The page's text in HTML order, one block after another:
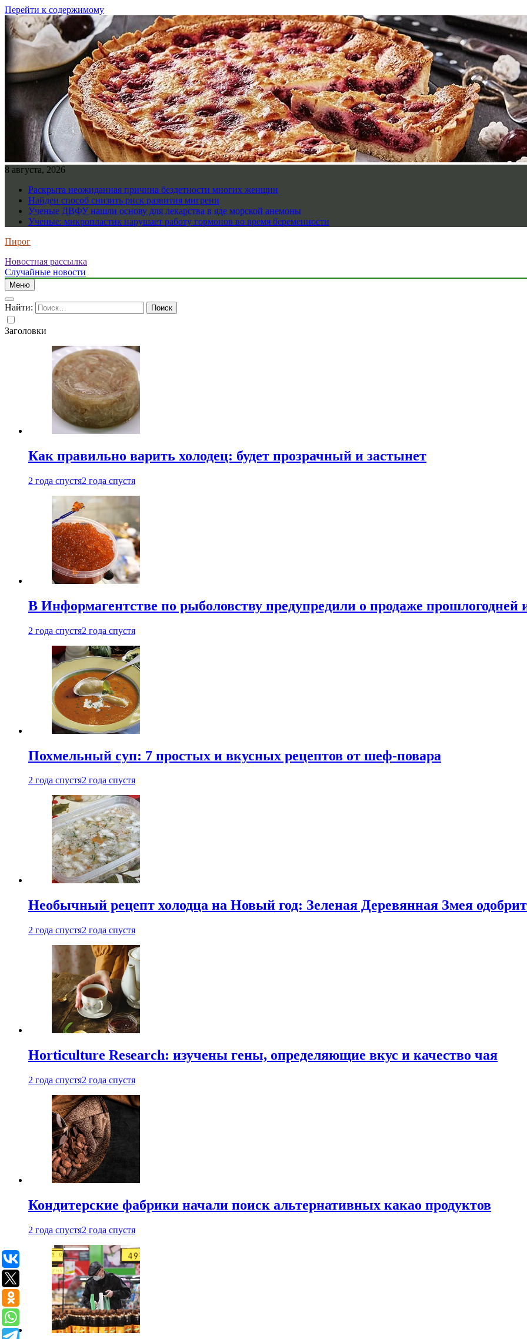
Перейти к содержимому
8 августа, 2026
Раскрыта неожиданная причина бездетности многих женщин
Найден способ снизить риск развития мигрени
Ученые ДВФУ нашли основу для лекарства в яде морской анемоны
Ученые: микропластик нарушает работу гормонов во время беременности
Пирог
Новостная рассылка
Случайные новости
Меню
Найти:
Заголовки
Как правильно варить холодец: будет прозрачный и застынет
2 года спустя2 года спустя
В Информагентстве по рыболовству предупредили о продаже прошлогодней
2 года спустя2 года спустя
Похмельный суп: 7 простых и вкусных рецептов от шеф-повара
2 года спустя2 года спустя
Необычный рецепт холодца на Новый год: Зеленая Деревянная Змея одобрит
2 года спустя2 года спустя
Horticulture Research: изучены гены, определяющие вкус и качество чая
2 года спустя2 года спустя
Кондитерские фабрики начали поиск альтернативных какао продуктов
2 года спустя2 года спустя